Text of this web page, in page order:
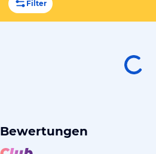
Filter
Bewertungen